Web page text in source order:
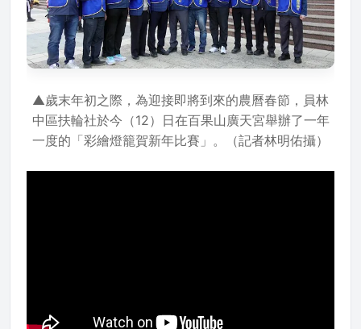
▲歲末年初之際，為迎接即將到來的農曆春節，員林
中區扶輪社於今（12）日在百果山廣天宮舉辦了一年
一度的「彩繪燈籠賀新年比賽」。（記者林明佑攝）